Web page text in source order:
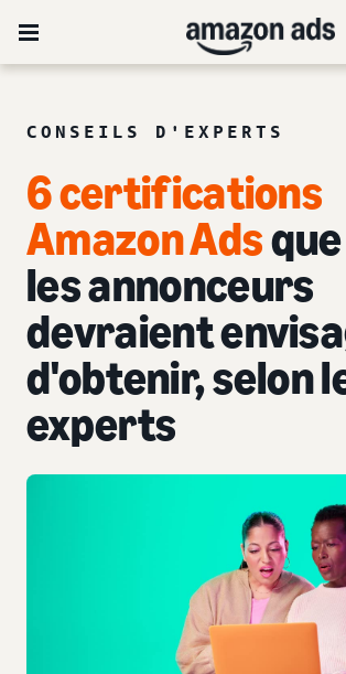
CONSEILS D'EXPERTS
6 certifications
Amazon Ads
les annonceurs
devraient
d'obtenir, selon
experts